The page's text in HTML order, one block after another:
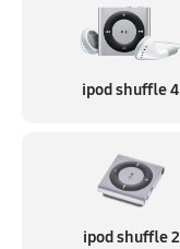
ipod shuffle 4
ipod shuffle 2